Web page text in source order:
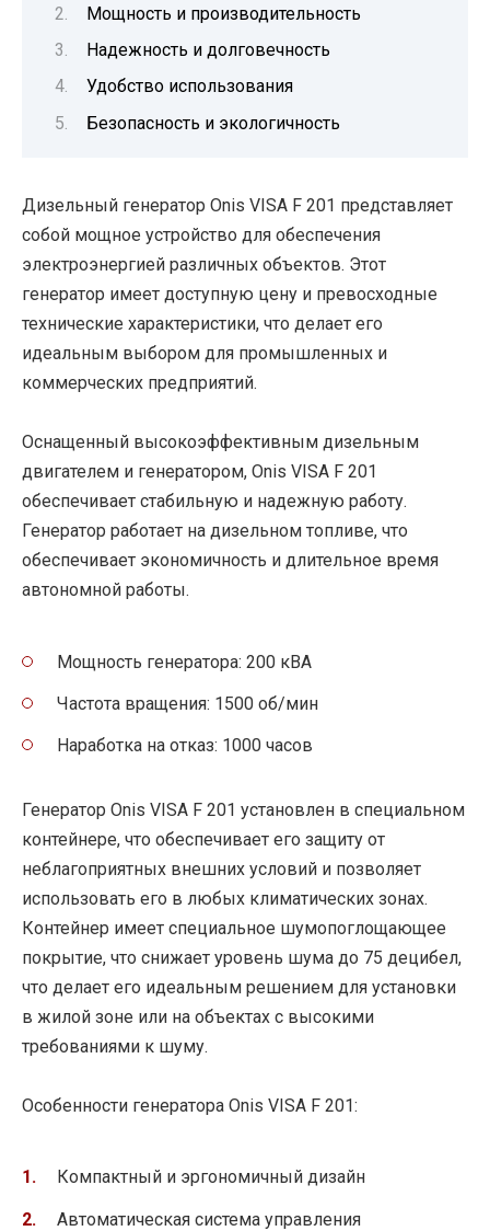
Мощность и производительность
Надежность и долговечность
Удобство использования
Безопасность и экологичность
Дизельный генератор Onis VISA F 201 представляет
собой мощное устройство для обеспечения
электроэнергией различных объектов. Этот
генератор имеет доступную цену и превосходные
технические характеристики, что делает его
идеальным выбором для промышленных и
коммерческих предприятий.
Оснащенный высокоэффективным дизельным
двигателем и генератором, Onis VISA F 201
обеспечивает стабильную и надежную работу.
Генератор работает на дизельном топливе, что
обеспечивает экономичность и длительное время
автономной работы.
Мощность генератора: 200 кВА
Частота вращения: 1500 об/мин
Наработка на отказ: 1000 часов
Генератор Onis VISA F 201 установлен в специальном
контейнере, что обеспечивает его защиту от
неблагоприятных внешних условий и позволяет
использовать его в любых климатических зонах.
Контейнер имеет специальное шумопоглощающее
покрытие, что снижает уровень шума до 75 децибел,
что делает его идеальным решением для установки
в жилой зоне или на объектах с высокими
требованиями к шуму.
Особенности генератора Onis VISA F 201:
Компактный и эргономичный дизайн
Автоматическая система управления